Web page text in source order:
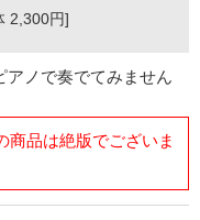
2,300円]
アノで奏でてみません
品は絶版でございま